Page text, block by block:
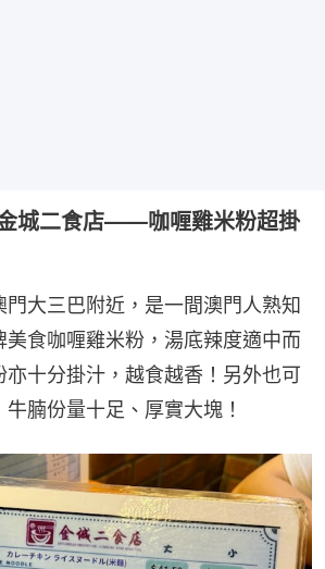
城二食店——咖喱雞米粉超掛
大三巴附近，是一間澳門人熟知
美食咖喱雞米粉，湯底辣度適中而
亦十分掛汁，越食越香！另外也可
腩份量十足、厚實大塊！